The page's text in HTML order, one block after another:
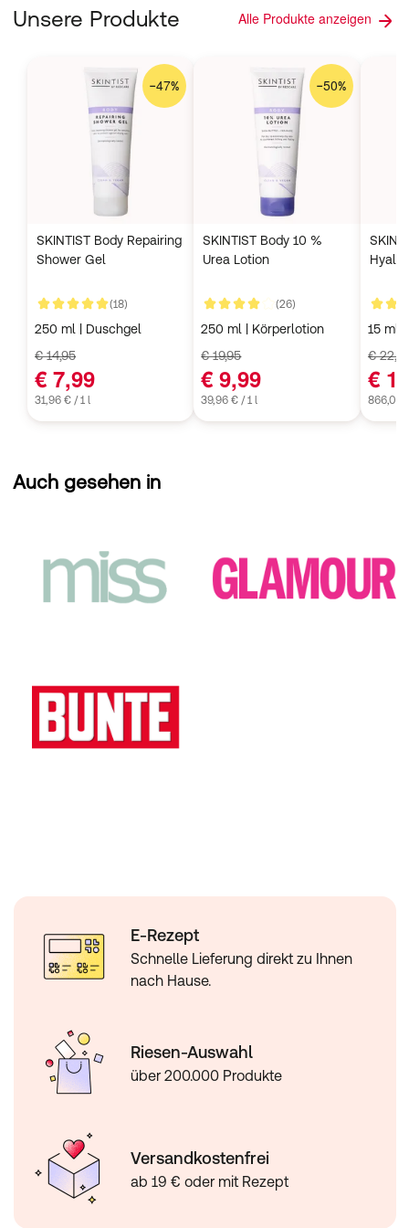
Unsere Produkte Alle Produkte anzeigen
−47%
SKINTIST Body Repairing
Shower Gel
4,9 von 5 (18) Kundenbewertungen
250 ml | Duschgel
€ 14,95
€ 7,99
31,96 € / 1 l
−50%
SKINTIST Body 10 %
Urea Lotion
4,3 von 5 (26) Kundenbewertungen
250 ml | Körperlotion
€ 19,95
€ 9,99
39,96 € / 1 l
4,6
15 ml
€
€
866,00
Auch gesehen in
E-Rezept
Schnelle Lieferung direkt zu Ihnen
nach Hause.
Riesen-Auswahl
über 200.000 Produkte
Versandkostenfrei
ab 19 € oder mit Rezept